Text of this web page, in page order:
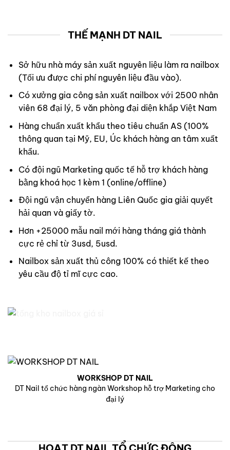
THẾ MẠNH DT NAIL
Sở hữu nhà máy sản xuất nguyên liệu làm ra nailbox
(Tối ưu được chi phí nguyên liệu đầu vào).
Có xưởng gia công sản xuất nailbox với 2500 nhân
viên 68 đại lý, 5 văn phòng đại diện khắp Việt Nam
Hàng chuẩn xuất khẩu theo tiêu chuẩn AS (100%
thông quan tại Mỹ, EU, Úc khách hàng an tâm xuất
khẩu.
Có đội ngũ Marketing quốc tế hỗ trợ khách hàng
bằng khoá học 1 kèm 1 (online/offline)
Đội ngũ vận chuyển hàng Liên Quốc gia giải quyết
hải quan và giấy tờ.
Hơn +25000 mẫu nail mới hàng tháng giá thành
cực rẻ chỉ từ 3usd, 5usd.
Nailbox sản xuất thủ công 100% có thiết kế theo
yêu cầu độ tỉ mĩ cực cao.
WORKSHOP DT NAIL
DT Nail tổ chức hàng ngàn Workshop hỗ trợ Marketing cho
đại lý